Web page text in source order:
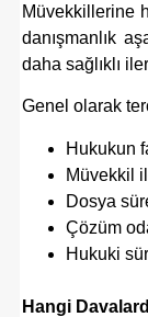
Müvekkillerine
danışmanlık
daha sağlıklı
Genel olarak
Hukukun
Müvekkil
Dosya
Çözüm
Hukuki
Hangi